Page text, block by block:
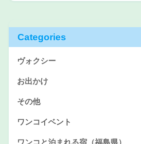
Categories
ヴォクシー
お出かけ
その他
ワンコイベント